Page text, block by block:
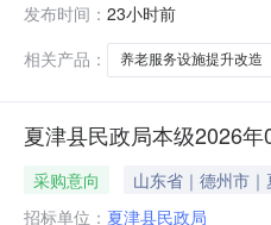
装,B05110000建筑
发布时间： 23小时前
相关产品：
养老服务设施提升改造
夏津县民政局本级2026
采购意向 山东省｜德州市
招标单位： 夏津县民政局